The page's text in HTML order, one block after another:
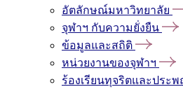
อัตลักษณ์มหาวิทยาลัย
จุฬาฯ กับความยั่งยืน
ข้อมูลและสถิติ
หน่วยงานของจุฬาฯ
ร้องเรียนทุจริตและประ